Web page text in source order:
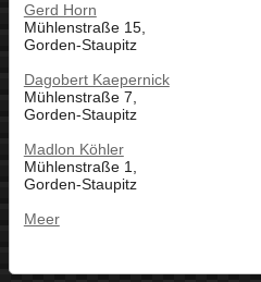
Gerd Horn
Mühlenstraße 15,
Gorden-Staupitz
Dagobert Kaepernick
Mühlenstraße 7,
Gorden-Staupitz
Madlon Köhler
Mühlenstraße 1,
Gorden-Staupitz
Meer